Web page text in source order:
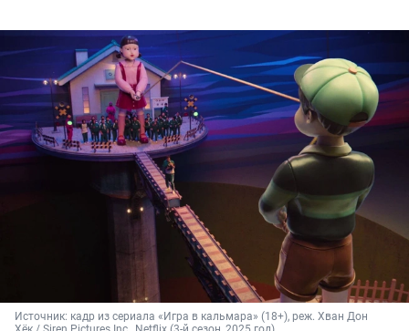
Источник: кадр из сериала «Игра в кальмара» (18+), реж. Хван Дон